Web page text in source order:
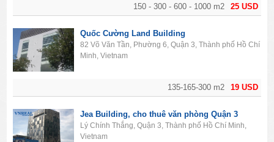
25 USD
150 - 300 - 600 - 1000 m2
19 USD
135-165-300 m2
Quốc Cường Land Building
82 Võ Văn Tần, Phường 6, Quận 3, Thành phố Hồ Chí
Minh, Vietnam
Jea Building, cho thuê văn phòng Quận 3
Lý Chính Thắng, Quận 3, Thành phố Hồ Chí Minh,
Vietnam